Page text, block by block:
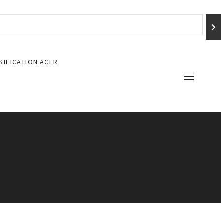
ACER